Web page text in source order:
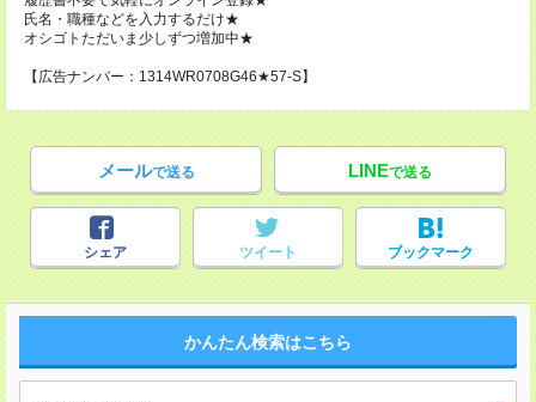
氏名・職種などを入力するだけ★
オシゴトただいま少しずつ増加中★
【広告ナンバー：1314WR0708G46★57-S】
メールで送る LINEで送る
シェア ツイート ブックマーク
かんたん検索はこちら